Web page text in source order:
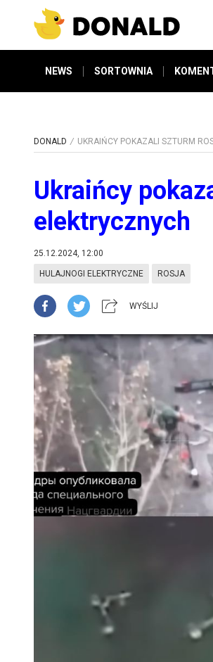
NEWS SORTOWNIA
DONALD UKRAIŃCY POKAZALI SZTURM
Ukraińcy
elektrycznych
25.12.2024, 12:00
HULAJNOGI ELEKTRYCZNE ROSJA
WYŚLIJ